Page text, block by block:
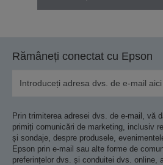
Rămâneți conectat cu Epson
Prin trimiterea adresei dvs. de e-mail, vă
primiți comunicări de marketing, inclusiv
și sondaje, despre produsele,
Epson prin e-mail sau alte forme de
preferințelor dvs. și conduitei dvs. online,